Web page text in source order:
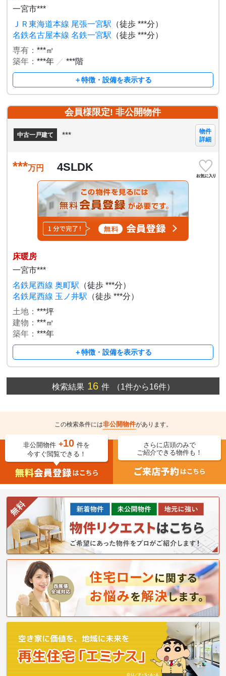
一宮市***
ＪＲ東海道本線 尾張一宮駅 （徒歩 ***分）
名鉄名古屋本線 名鉄一宮駅 （徒歩 ***分）
専有：***㎡
築年：***年 ／ ***階
＋特徴・設備を表示する
会員様限定! 非公開物件
中古一戸建て ***
物件
詳細
***万円 4SLDK
床暖房
一宮市***
名鉄尾西線 奥町駅 （徒歩 ***分）
名鉄尾西線 玉ノ井駅 （徒歩 ***分）
土地：***坪
建物：***㎡
築年：***年
＋特徴・設備を表示する
検索結果16 件 （1件から16件）
この検索条件には非公開物件があります。
非公開物件 +10 件を
今すぐ閲覧できる！
さらに店頭のみで
ご紹介できる物件も！